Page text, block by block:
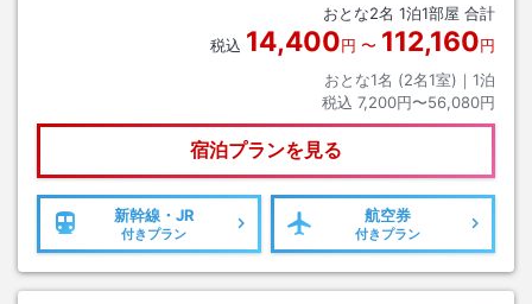
おとな2名 1泊1部屋 合計
税込 14,400円 〜 112,160円
おとな1名 (2名1室)｜ 1泊
税込 7,200円〜56,080円
宿泊プランを見る
新幹線・JR
付きプラン
航空券
付きプラン